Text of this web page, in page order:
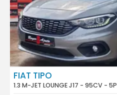
FIAT TIPO
1.3 M-JET LOUNGE J17 - 95CV - 5P